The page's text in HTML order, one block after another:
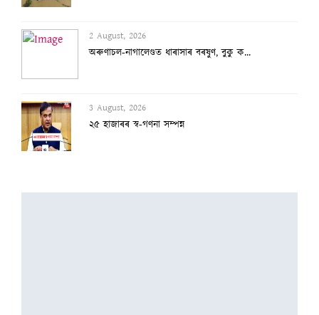
3 August, 2026
২৫ হাজাৰৰ স্ব-গণনা সম্পন্ন
3 August, 2026
অসমৰ বানক ৰাষ্ট্ৰীয় সমস্যা ঘোষণাৰ দাবীত...
বানাক্ৰান্তক ১০ লাখ টকাকৈ নিদিলে মুখ্যমন...